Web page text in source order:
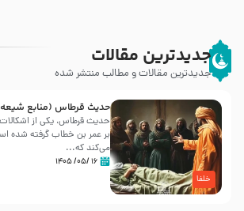
جدیدترین مقالات
جدیدترین مقالات و مطالب منتشر شده
خلفا
حدیث قرطاس (منابع
حدیث قرطاس، یکی از
بر عمر بن خطاب گرفته شده
می‌کند که...
۱۶ /۰۵/ ۱۴۰۵